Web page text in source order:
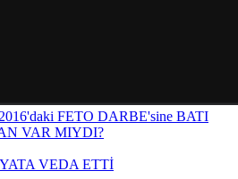
FETO DARBE'sine BATI
VAR MIYDI?